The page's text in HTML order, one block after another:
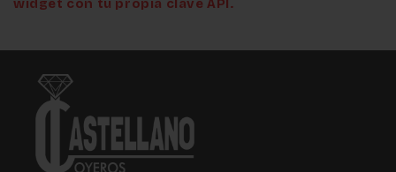
widget con tu propia clave API.